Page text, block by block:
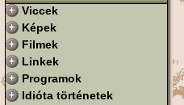
Viccek
Képek
Filmek
Linkek
Programok
Idióta történetek